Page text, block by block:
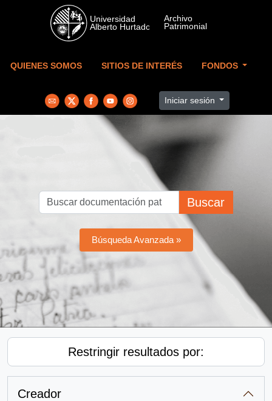
Skip to main content
QUIENES SOMOS SITIOS DE INTERÉS FONDOS
Iniciar sesión
Buscar
Búsqueda Avanzada »
Restringir resultados por:
Creador